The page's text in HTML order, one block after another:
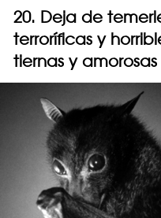
20. Deja de
terroríficas y
tiernas y amorosas